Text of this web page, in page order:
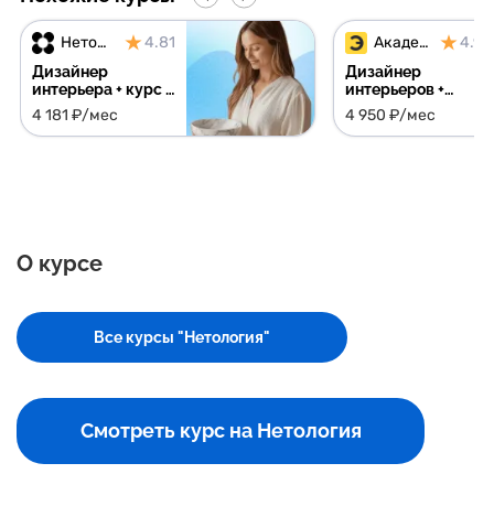
Нетология 4.81
Дизайнер
интерьера + курс в
подарок
4 181 ₽/мес
Академия Эдюсон 4.91
Дизайнер
интерьеров +
библиотеки
поставщиков,
материалов и
4 950 ₽/мес
О курсе
Все курсы "Нетология"
Смотреть курс на Нетология